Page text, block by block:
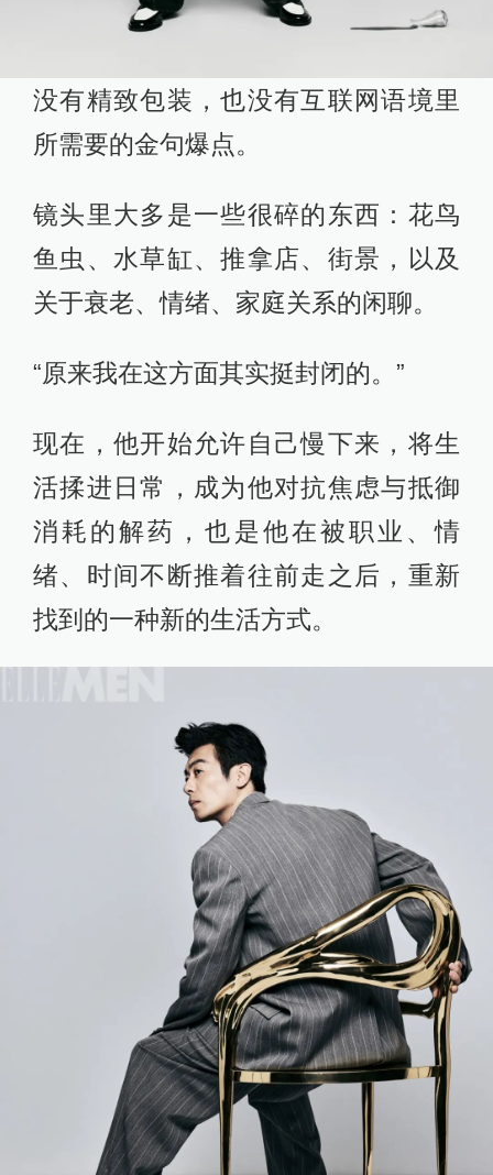
没有精致包装，也没有互联网语境里
所需要的金句爆点。
镜头里大多是一些很碎的东西：花鸟
鱼虫、水草缸、推拿店、街景，以及
关于衰老、情绪、家庭关系的闲聊。
“原来我在这方面其实挺封闭的。”
现在，他开始允许自己慢下来，将生
活揉进日常，成为他对抗焦虑与抵御
消耗的解药，也是他在被职业、情
绪、时间不断推着往前走之后，重新
找到的一种新的生活方式。